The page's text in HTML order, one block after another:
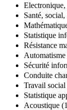
Santé, social,
Statistique
Résistance
Sécurité
Conduite
Travail social
Statistique
Acoustique